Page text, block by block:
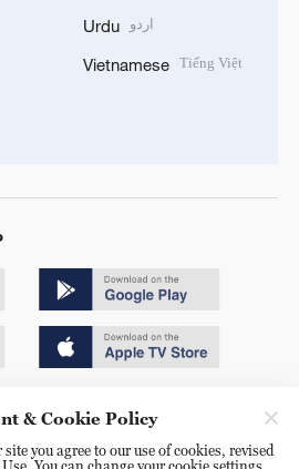
Urdu اردو
Vietnamese Tiếng Việt
& Cookie Policy
you agree to our use of cookies, revised
You can change your cookie settings